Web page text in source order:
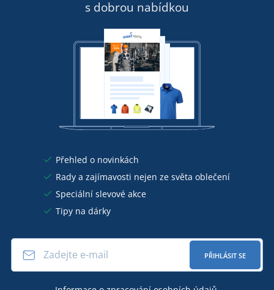
s dobrou nabídkou
Přehled o novinkách
Rady a zajímavosti nejen ze světa oblečení
Speciální slevové akce
Tipy na dárky
PŘIHLÁSIT SE